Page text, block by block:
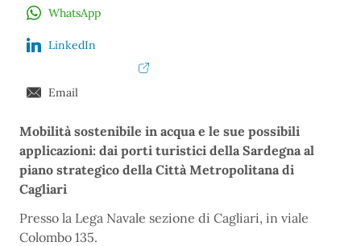
WhatsApp
LinkedIn
Email
Mobilità sostenibile in acqua e le sue possibili
applicazioni: dai porti turistici della Sardegna al
piano strategico della Città Metropolitana di
Cagliari
Presso la Lega Navale sezione di Cagliari, in viale
Colombo 135.